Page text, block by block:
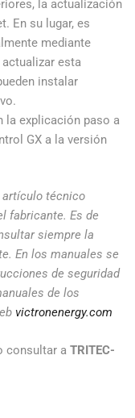
la actualización
En su lugar, es
mediante
esta
instalar
la explicación paso a
GX a la versión
artículo técnico
fabricante. Es de
siempre la
En los manuales se
de seguridad
de los
victronenergy.com
consultar a TRITEC-